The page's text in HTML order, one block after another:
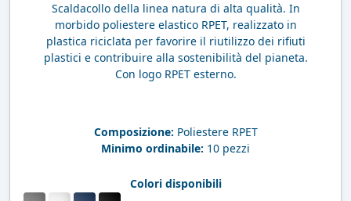
Scaldacollo della linea natura di alta qualità. In
morbido poliestere elastico RPET, realizzato in
plastica riciclata per favorire il riutilizzo dei rifiuti
plastici e contribuire alla sostenibilità del pianeta.
Con logo RPET esterno.
Composizione: Poliestere RPET
Minimo ordinabile: 10 pezzi
Colori disponibili